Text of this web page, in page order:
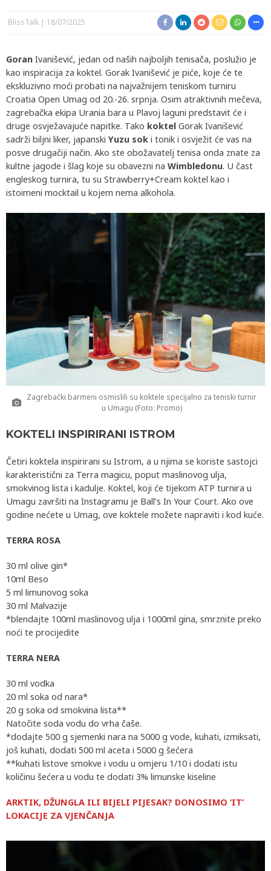
BlissTalk 18/07/2025
Goran Ivanišević, jedan od naših najboljih tenisača, poslužio je
kao inspiracija za koktel. Gorak Ivanišević je piće, koje će te
ekskluzivno moći probati na najvažnijem teniskom turniru
Croatia Open Umag od 20.-26. srpnja. Osim atraktivnih mečeva,
zagrebačka ekipa Urania bara u Plavoj laguni predstavit će i
druge osvježavajuće napitke. Tako koktel Gorak Ivanišević
sadrži biljni liker, japanskiYuzu sok i tonik i osvježit će vas na
posve drugačiji način. Ako ste obožavatelj tenisa onda znate za
kultne jagode i šlag koje su obavezni na Wimbledonu. U čast
engleskog turnira, tu su Strawberry+Cream koktel kao i
istoimeni mocktail u kojem nema alkohola.
Zagrebački barmeni osmislili su koktele specijalno za teniski turnir
u Umagu (Foto: Promo)
KOKTELI INSPIRIRANI ISTROM
Četiri koktela inspirirani su Istrom, a u njima se koriste sastojci
karakteristični za Terra magicu, poput maslinovog ulja,
smokvinog lista i kadulje. Koktel, koji će tijekom ATP turnira u
Umagu završiti na Instagramu je Ball’s In Your Court. Ako ove
godine nećete u Umag, ove koktele možete napraviti i kod kuće.
TERRA ROSA
30 ml olive gin*
10ml Beso
5 ml limunovog soka
30 ml Malvazije
*blendajte 100ml maslinovog ulja i 1000ml gina, smrznite preko
noći te procijedite
TERRA NERA
30 ml vodka
20 ml soka od nara*
20 g soka od smokvina lista**
Natočite soda vodu do vrha čaše.
*dodajte 500 g sjemenki nara na 5000 g vode, kuhati, izmiksati,
još kuhati, dodati 500 ml aceta i 5000 g šećera
**kuhati listove smokve i vodu u omjeru 1/10 i dodati istu
količinu šećera u vodu te dodati 3% limunske kiseline
ARKTIK, DŽUNGLA ILI BIJELI PIJESAK? DONOSIMO ‘IT’
LOKACIJE ZA VJENČANJA